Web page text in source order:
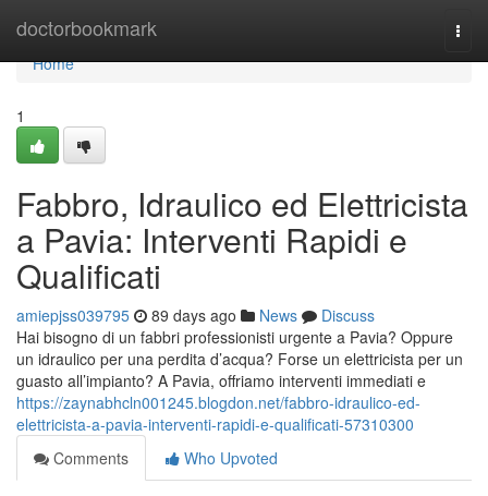
doctorbookmark
Home
Home
1
Fabbro, Idraulico ed Elettricista
a Pavia: Interventi Rapidi e
Qualificati
amiepjss039795 89 days ago News
Discuss
Hai bisogno di un fabbri professionisti urgente a Pavia? Oppure
un idraulico per una perdita d’acqua? Forse un elettricista per un
guasto all’impianto? A Pavia, offriamo interventi immediati e
https://zaynabhcln001245.blogdon.net/fabbro-idraulico-ed-
elettricista-a-pavia-interventi-rapidi-e-qualificati-57310300
Comments
Who Upvoted